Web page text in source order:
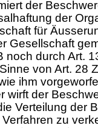
der
der
für
Gesellschaft
noch durch Art.
von Art. 28
ihm
wirft der
Verteilung der
zu